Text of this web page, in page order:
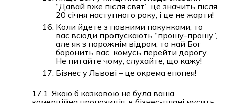
“Давай вже після свят”, це значить після
20 січня наступного року, і це не жарти!
Коли йдете з повними пакунками, то
вас всюди пропускають “прошу-прошу”,
але як з порожнім відром, то най Бог
боронить вас, комусь перейти дорогу.
Не питайте чому, слухайте, що кажу!
Бізнес у Львові – це окрема епопея!
17.1. Якою б казковою не була ваша